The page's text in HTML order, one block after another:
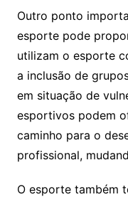
Outro ponto
esporte pode
utilizam o esporte
a inclusão de
em situação de
esportivos podem
caminho para o
profissional,
O esporte também